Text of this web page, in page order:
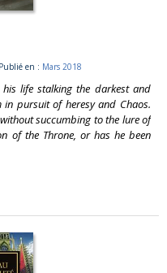
Publié en : Mars 2018
life stalking the darkest and
pursuit of heresy and Chaos.
succumbing to the lure of
of the Throne, or has he been